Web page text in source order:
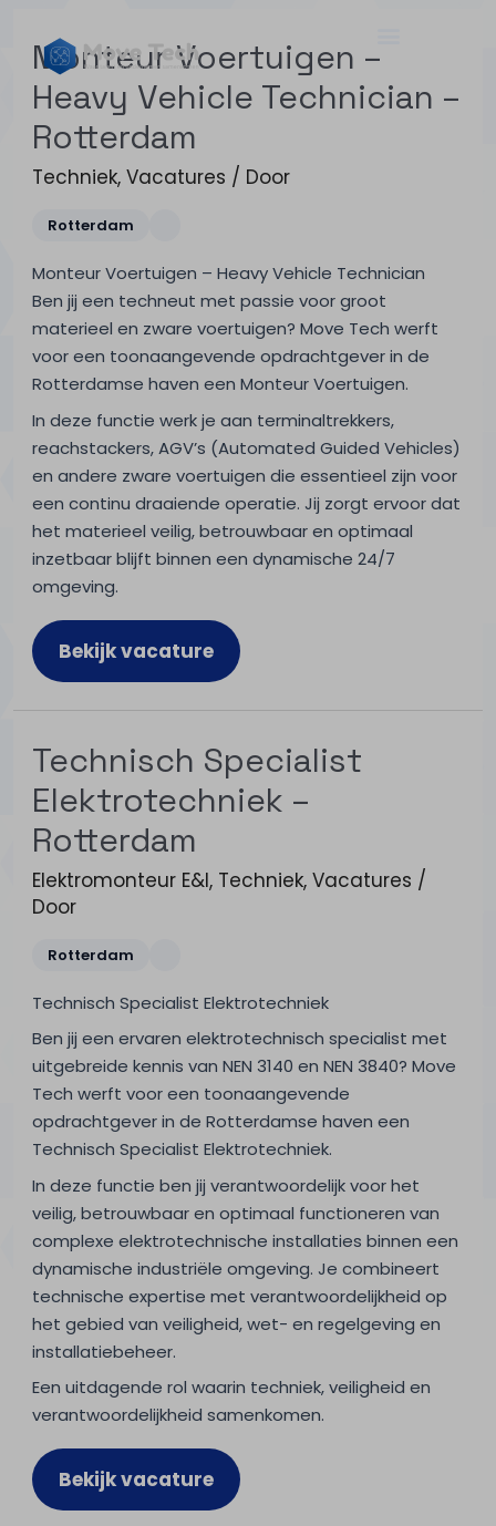
Monteur Voertuigen –
Heavy Vehicle Technician –
Rotterdam
Techniek,Vacatures / Door
Rotterdam
Monteur Voertuigen – Heavy Vehicle Technician
Ben jij een techneut met passie voor groot
materieel en zware voertuigen? Move Tech werft
voor een toonaangevende opdrachtgever in de
Rotterdamse haven een Monteur Voertuigen.
In deze functie werk je aan terminaltrekkers,
reachstackers, AGV’s (Automated Guided Vehicles)
en andere zware voertuigen die essentieel zijn voor
een continu draaiende operatie. Jij zorgt ervoor dat
het materieel veilig, betrouwbaar en optimaal
inzetbaar blijft binnen een dynamische 24/7
omgeving.
Bekijk vacature
Technisch Specialist
Elektrotechniek –
Rotterdam
Elektromonteur E&I, Techniek,Vacatures /
Door
Rotterdam
Technisch Specialist Elektrotechniek
Ben jij een ervaren elektrotechnisch specialist met
uitgebreide kennis van NEN 3140 en NEN 3840? Move
Tech werft voor een toonaangevende
opdrachtgever in de Rotterdamse haven een
Technisch Specialist Elektrotechniek.
In deze functie ben jij verantwoordelijk voor het
veilig, betrouwbaar en optimaal functioneren van
complexe elektrotechnische installaties binnen een
dynamische industriële omgeving. Je combineert
technische expertise met verantwoordelijkheid op
het gebied van veiligheid, wet- en regelgeving en
installatiebeheer.
Een uitdagende rol waarin techniek, veiligheid en
verantwoordelijkheid samenkomen.
Bekijk vacature